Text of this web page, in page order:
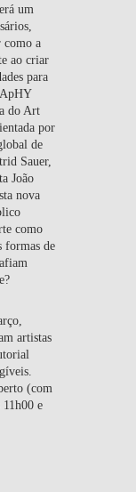
um
como a
ao criar
para
do Art
por
de
Sauer,
João
nova
como
formas de
artistas
(com
e